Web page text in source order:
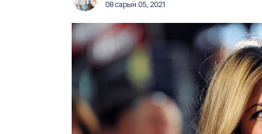
08 сарын 05, 2021